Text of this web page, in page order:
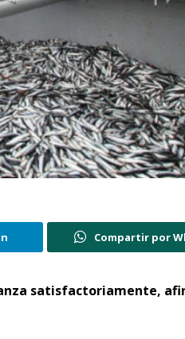
Compartir por
satisfactoriamente,